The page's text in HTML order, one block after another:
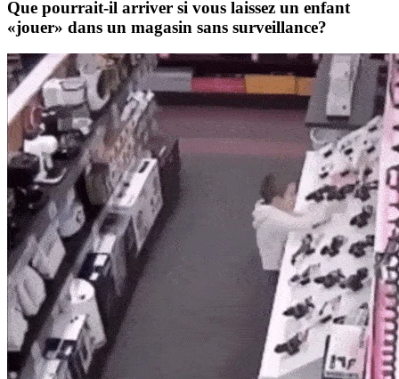
Que pourrait-il arriver si vous laissez un enfant
«jouer» dans un magasin sans surveillance?